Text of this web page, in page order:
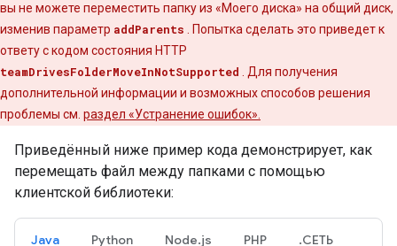
вы не можете переместить папку из «Моего диска» на общий диск,
изменив параметр addParents . Попытка сделать это приведет к
ответу с кодом состояния HTTP
teamDrivesFolderMoveInNotSupported . Для получения
дополнительной информации и возможных способов решения
проблемы см. раздел «Устранение ошибок».
Приведённый ниже пример кода демонстрирует, как
перемещать файл между папками с помощью
клиентской библиотеки:
Java Python Node.js PHP .СЕТЬ